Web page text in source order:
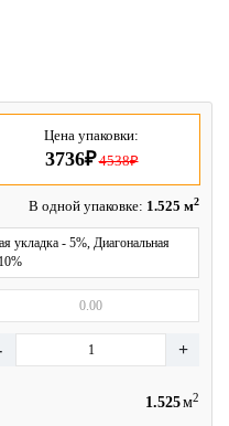
Цена упаковки:
3736₽ 4538₽
В одной упаковке: 1.525 м2
укладка - 5%, Диагональная
м2